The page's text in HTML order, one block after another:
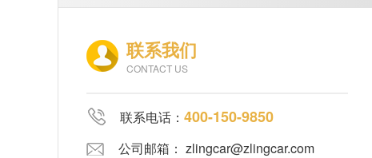
联系我们
CONTACT US
联系电话： 400-150-9850
公司邮箱： zlingcar@zlingcar.com